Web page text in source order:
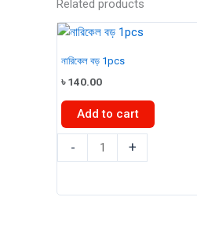
Related products
নারিকেল বড় 1pcs
৳140.00
Add to cart
-
বড়
quantity
+